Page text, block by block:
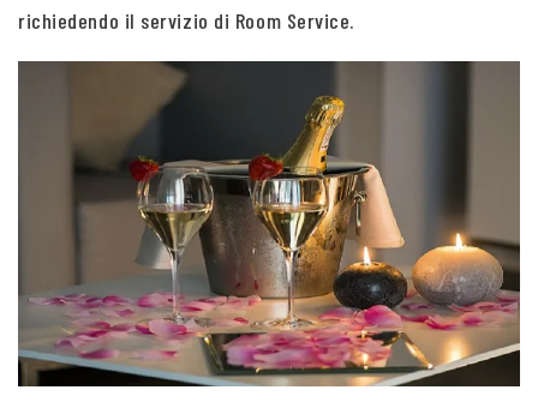
richiedendo il servizio di Room Service.